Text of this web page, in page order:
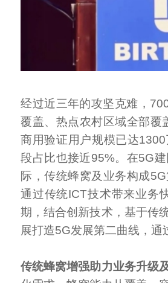
经过近三年的攻坚克难，
覆盖、热点农村区域全部覆
商用验证用户规模已达
段占比也接近95%。在5G
际，传统蜂窝及业务构成
通过传统ICT技术带来业务
期，结合创新技术，基于传
展打造5G发展第二曲线，
传统蜂窝增强助力业务升级